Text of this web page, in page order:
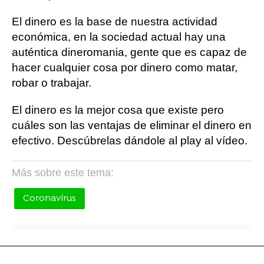
El dinero es la base de nuestra actividad
económica, en la sociedad actual hay una
auténtica dineromania, gente que es capaz de
hacer cualquier cosa por dinero como matar,
robar o trabajar.
El dinero es la mejor cosa que existe pero
cuáles son las ventajas de eliminar el dinero en
efectivo. Descúbrelas dándole al play al vídeo.
Más sobre este tema:
Coronavirus